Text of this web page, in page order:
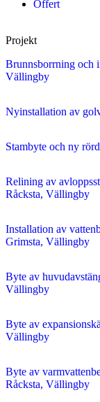
Offert
Projekt
Brunnsborrning och
Vällingby
Nyinstallation av
Stambyte och ny
Relining av
Råcksta, Vällingby
Installation av
Grimsta, Vällingby
Byte av
Vällingby
Byte av
Vällingby
Byte av
Råcksta, Vällingby